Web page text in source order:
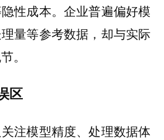
性成本。企业普遍偏好模
量等参考数据，却与实际
。
区
注模型精度、处理数据体